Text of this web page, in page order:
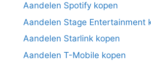
Aandelen Spotify kopen
Aandelen Stage Entertainment
Aandelen Starlink kopen
Aandelen T-Mobile kopen